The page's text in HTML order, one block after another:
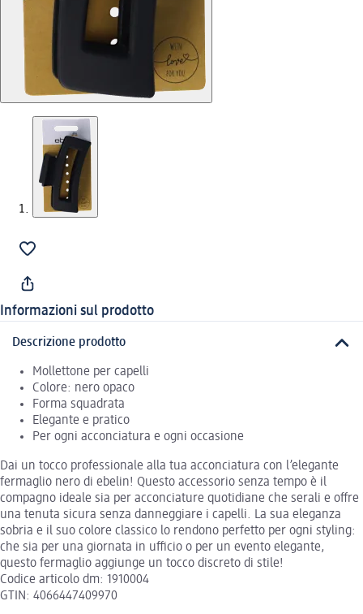
Informazioni sul prodotto
Descrizione prodotto
Mollettone per capelli
Colore: nero opaco
Forma squadrata
Elegante e pratico
Per ogni acconciatura e ogni occasione
Dai un tocco professionale alla tua acconciatura con l’elegante
fermaglio nero di ebelin! Questo accessorio senza tempo è il
compagno ideale sia per acconciature quotidiane che serali e offre
una tenuta sicura senza danneggiare i capelli. La sua eleganza
sobria e il suo colore classico lo rendono perfetto per ogni styling:
che sia per una giornata in ufficio o per un evento elegante,
questo fermaglio aggiunge un tocco discreto di stile!
Codice articolo dm: 1910004
GTIN: 4066447409970